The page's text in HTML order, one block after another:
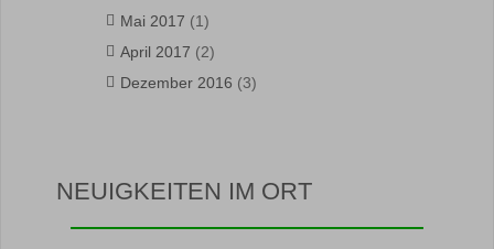
Mai 2017 (1)
April 2017 (2)
Dezember 2016 (3)
NEUIGKEITEN IM ORT